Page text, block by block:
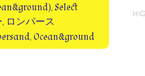
,Select
, ロンパース
,Ocean&ground